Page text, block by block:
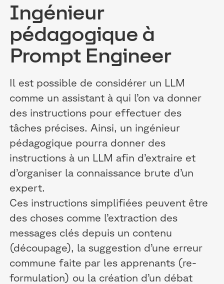
Ingénieur
pédagogique à
Prompt Engineer
Il est possible de considérer un LLM
comme un assistant à qui l’on va donner
des instructions pour effectuer des
tâches précises. Ainsi, un ingénieur
pédagogique pourra donner des
instructions à un LLM afin d’extraire et
d’organiser la connaissance brute d’un
expert.
Ces instructions simplifiées peuvent être
des choses comme l’extraction des
messages clés depuis un contenu
(découpage), la suggestion d’une erreur
commune faite par les apprenants (re-
formulation) ou la création d’un débat